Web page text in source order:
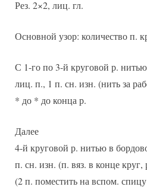
Рез. 2×2, лиц. гл.
Основной узор: количество п.
С 1-го по 3-й круговой р.
лиц. п., 1 п. сн. изн. (нить за
* до * до конца р.
Далее
4-й круговой р. нитью в
п. сн. изн. (п. вяз. в конце
(2 п. поместить на вспом.